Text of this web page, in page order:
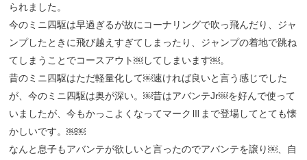
られました。
今のミニ四駆は早過ぎるが故にコーナリングで吹っ飛んだり、ジャ
ンプしたときに飛び越えすぎてしまったり、ジャンプの着地で跳ね
てしまうことでコースアウト￼してしまいます￼。
昔のミニ四駆はただ軽量化して￼速ければ良いと言う感じでした
が、今のミニ四駆は奥が深い。￼昔はアバンテJr￼を好んで使って
いましたが、今もかっこよくなってマークⅢまで登場してとても懐
かしいです。￼￼
なんと息子もアバンテが欲しいと言ったのでアバンテを譲り￼、自